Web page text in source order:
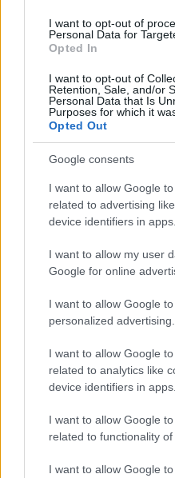
I want to opt-out of
Personal Data for
Opted In
I want to opt-out of
Retention, Sale, and/or
Personal Data that Is
Purposes for which it
Opted Out
Google consents
I want to allow Google
related to advertising
device identifiers in apps.
I want to allow my user
Google for online
I want to allow Google
personalized advertising.
I want to allow Google
related to analytics like
device identifiers in apps.
I want to allow Google
related to functionality
I want to allow Google
da
Condividi l'articolo
F
a
b
o
T
w
te
Pi
n
re
st
h
s
A
p
p
Prossimo
NOTIZIE RECENTI
Olbia, le
Le ultime offerte